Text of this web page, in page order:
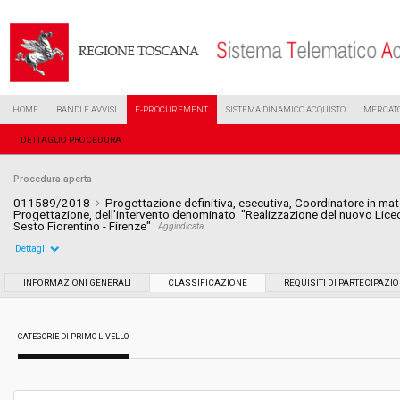
HOME BANDI E AVVISI E-PROCUREMENT SISTEMA DINAMICO ACQUISTO
DETTAGLIO PROCEDURA
Procedura aperta
011589/2018
Progettazione definitiva, esecutiva, Coordinatore in
Progettazione, dell'intervento denominato: "Realizzazione del nuovo
Sesto Fiorentino - Firenze"
Aggiudicata
Data pubblicazione: 12/06/2018 10:53
Dettagli
INFORMAZIONI GENERALI CLASSIFICAZIONE REQUISITI DI
CATEGORIE DI PRIMO LIVELLO